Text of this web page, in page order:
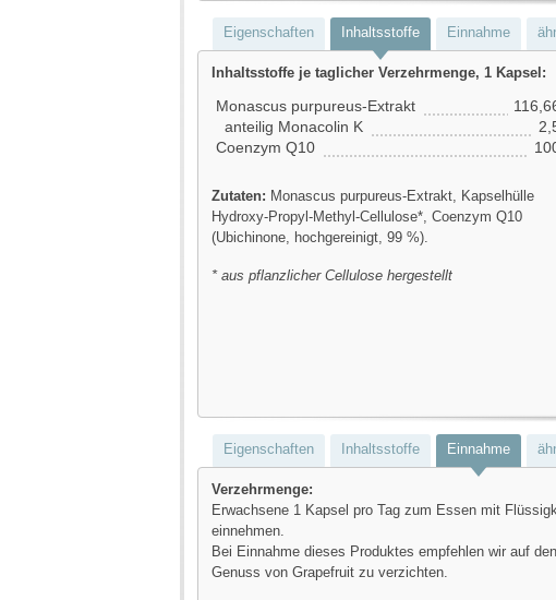
Eigenschaften Inhaltsstoffe Einnahme
Inhaltsstoffe je taglicher Verzehrmenge, 1 Kapsel:
Monascus purpureus-Extrakt
anteilig Monacolin K
Coenzym Q10
Zutaten: Monascus purpureus-Extrakt, Kapselhülle
Hydroxy-Propyl-Methyl-Cellulose*, Coenzym Q10
(Ubichinone, hochgereinigt, 99 %).
* aus pflanzlicher Cellulose hergestellt
Eigenschaften Inhaltsstoffe Einnahme
Verzehrmenge:
Erwachsene 1 Kapsel pro Tag zum Essen mit
einnehmen.
Bei Einnahme dieses Produktes empfehlen wir auf den
Genuss von Grapefruit zu verzichten.